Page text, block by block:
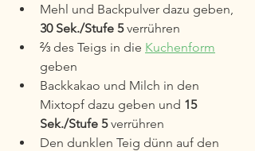
Mehl und Backpulver dazu geben,
30 Sek./Stufe 5 verrühren
⅔ des Teigs in die Kuchenform
geben
Backkakao und Milch in den
Mixtopf dazu geben und 15
Sek./Stufe 5 verrühren
Den dunklen Teig dünn auf den